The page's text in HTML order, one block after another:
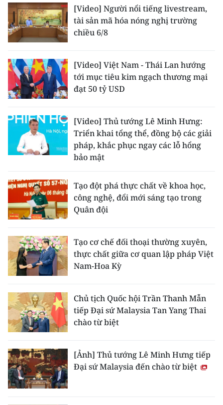
[Video] Người nổi tiếng livestream,
tài sản mã hóa nóng nghị trường
chiều 6/8
[Video] Việt Nam - Thái Lan hướng
tới mục tiêu kim ngạch thương mại
đạt 50 tỷ USD
[Video] Thủ tướng Lê Minh Hưng:
Triển khai tổng thể, đồng bộ các giải
pháp, khắc phục ngay các lỗ hổng
bảo mật
Tạo đột phá thực chất về khoa học,
công nghệ, đổi mới sáng tạo trong
Quân đội
Tạo cơ chế đối thoại thường xuyên,
thực chất giữa cơ quan lập pháp Việt
Nam-Hoa Kỳ
Chủ tịch Quốc hội Trần Thanh Mẫn
tiếp Đại sứ Malaysia Tan Yang Thai
chào từ biệt
[Ảnh] Thủ tướng Lê Minh Hưng tiếp
Đại sứ Malaysia đến chào từ biệt